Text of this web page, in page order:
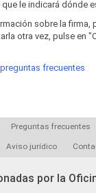
le indicará dónde
sobre la firma,
otra vez, pulse en
frecuentes
Preguntas frecuentes
Aviso jurídico
por la